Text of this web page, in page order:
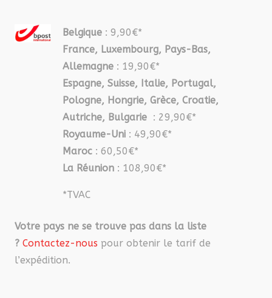
Belgique : 9,90€*
France, Luxembourg, Pays-Bas,
Allemagne : 19,90€*
Espagne, Suisse, Italie, Portugal,
Pologne, Hongrie, Grèce, Croatie,
Autriche, Bulgarie : 29,90€*
Royaume-Uni : 49,90€*
Maroc : 60,50€*
La Réunion : 108,90€*
*TVAC
Votre pays ne se trouve pas dans la liste
? Contactez-nous pour obtenir le tarif de
l’expédition.